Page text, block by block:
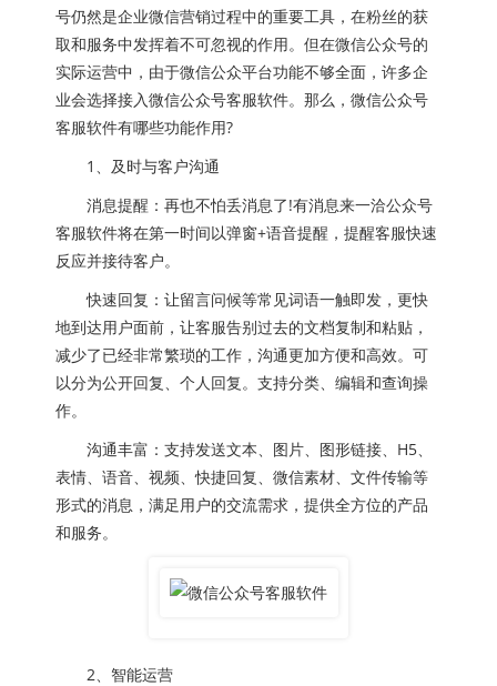
号仍然是企业微信营销过程中的重要工具，在粉丝的获
取和服务中发挥着不可忽视的作用。但在微信公众号的
实际运营中，由于微信公众平台功能不够全面，许多企
业会选择接入微信公众号客服软件。那么，微信公众号
客服软件有哪些功能作用?
1、及时与客户沟通
消息提醒：再也不怕丢消息了!有消息来一洽公众号
客服软件将在第一时间以弹窗+语音提醒，提醒客服快速
反应并接待客户。
快速回复：让留言问候等常见词语一触即发，更快
地到达用户面前，让客服告别过去的文档复制和粘贴，
减少了已经非常繁琐的工作，沟通更加方便和高效。可
以分为公开回复、个人回复。支持分类、编辑和查询操
作。
沟通丰富：支持发送文本、图片、图形链接、H5、
表情、语音、视频、快捷回复、微信素材、文件传输等
形式的消息，满足用户的交流需求，提供全方位的产品
和服务。
2、智能运营